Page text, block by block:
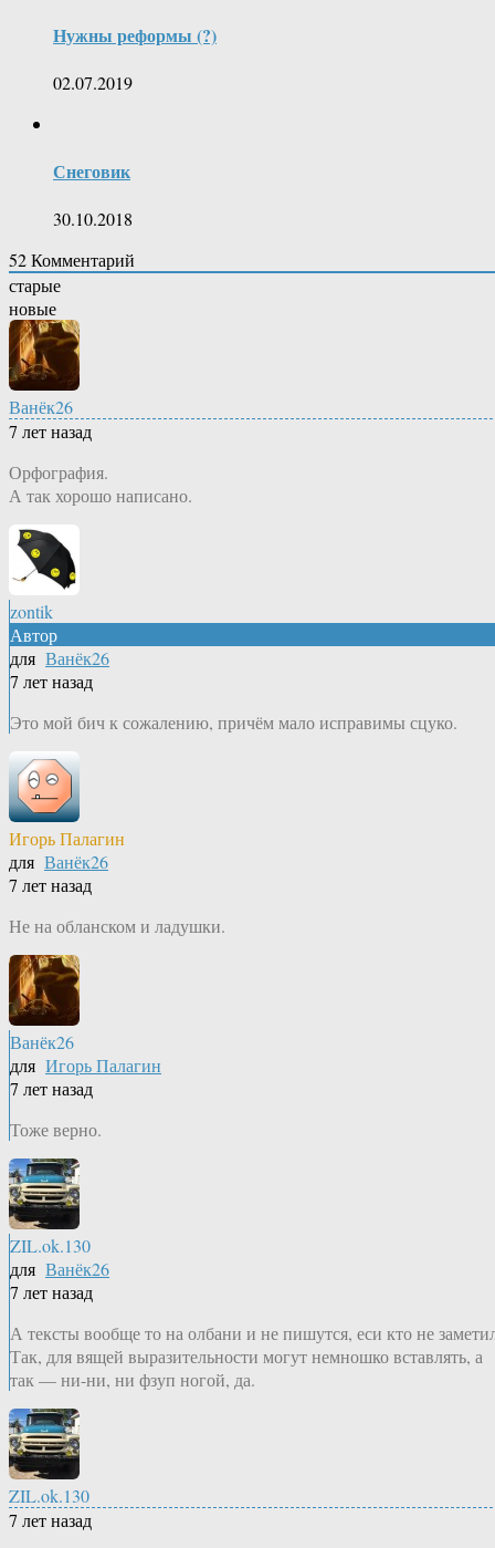
Нужны реформы (?)
02.07.2019
Снеговик
30.10.2018
52Комментарий
старые
новые
Ванёк26
7 лет назад
Орфография.
А так хорошо написано.
zontik
Автор
для Ванёк26
7 лет назад
Это мой бич к сожалению, причём мало исправимы сцуко.
Игорь Палагин
для Ванёк26
7 лет назад
Не на обланском и ладушки.
Ванёк26
для Игорь Палагин
7 лет назад
Тоже верно.
ZIL.ok.130
для Ванёк26
7 лет назад
А тексты вообще то на олбани и не пишутся, еси кто не
Так, для вящей выразительности могут немношко вставлять, а
так — ни-ни, ни фзуп ногой, да.
ZIL.ok.130
7 лет назад